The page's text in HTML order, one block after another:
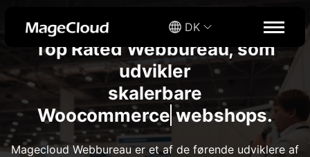
DK
Top Rated Webbureau, som
udvikler
skalerbare
Wowebshops.
Magecloud Webbureau er et af de førende udviklere af